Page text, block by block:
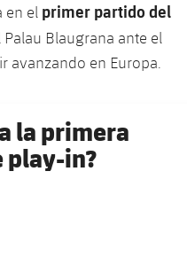
en el primer partido del
Blaugrana ante el
avanzando en Europa.
la primera
play-in?